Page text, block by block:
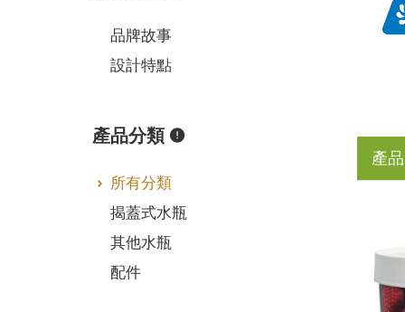
產品
品牌故事
設計特點
產品分類
所有分類
揭蓋式水瓶
其他水瓶
配件